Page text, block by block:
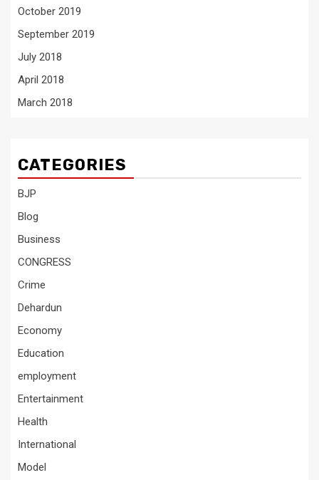
October 2019
September 2019
July 2018
April 2018
March 2018
CATEGORIES
BJP
Blog
Business
CONGRESS
Crime
Dehardun
Economy
Education
employment
Entertainment
Health
International
Model